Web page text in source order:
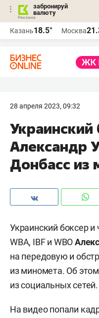
забронируй
валюту
Казань18.5° Москва
28 апреля 2023, 09:32
Украинский
Александр
Донбасс из
Украинский боксер
WBA, IBF и WBO
на передовую и
из миномета. Об
из социальных сетей.
На видео попали